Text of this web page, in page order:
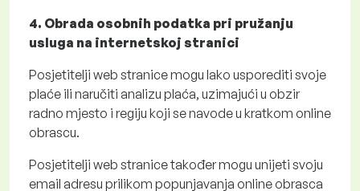
4. Obrada osobnih podatka pri pružanju
usluga na internetskoj stranici
Posjetitelji web stranice mogu lako usporediti svoje
plaće ili naručiti analizu plaća, uzimajući u obzir
radno mjesto i regiju koji se navode u kratkom online
obrascu.
Posjetitelji web stranice također mogu unijeti svoju
email adresu prilikom popunjavanja online obrasca